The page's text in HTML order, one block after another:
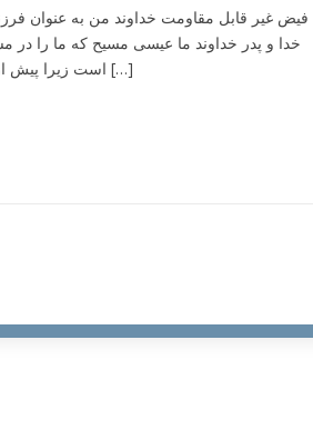
فیض غیر قابل مقاومت خداوند من به عنوان
خدا و پدر خداوند ما عیسی مسیح که ما را در
است زیرا پیش از آفرینش جهان ما را در وی برگزید تا در حضورش مقدس […]